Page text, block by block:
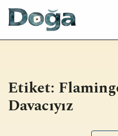
Etiket:
Davacıyız